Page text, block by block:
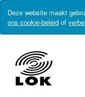
Deze website maakt
ons cookie-beleid of